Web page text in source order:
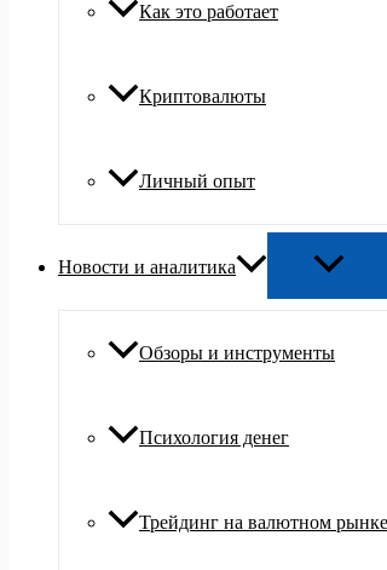
Как это работает
Криптовалюты
Личный опыт
Новости и аналитика
Обзоры и инструменты
Психология денег
Трейдинг на валютном